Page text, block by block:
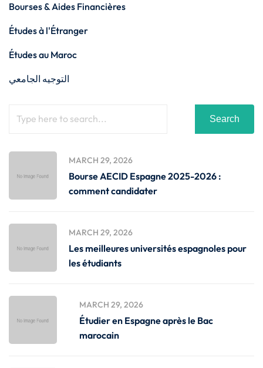
Bourses & Aides Financières
Études à l'Étranger
Études au Maroc
التوجيه الجامعي
Search
MARCH 29, 2026
Bourse AECID Espagne 2025-2026 :
comment candidater
MARCH 29, 2026
Les meilleures universités espagnoles pour
les étudiants
MARCH 29, 2026
Étudier en Espagne après le Bac
marocain